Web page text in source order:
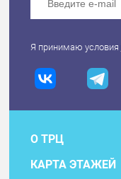
Я принимаю условия
О ТРЦ
КАРТА ЭТАЖЕЙ